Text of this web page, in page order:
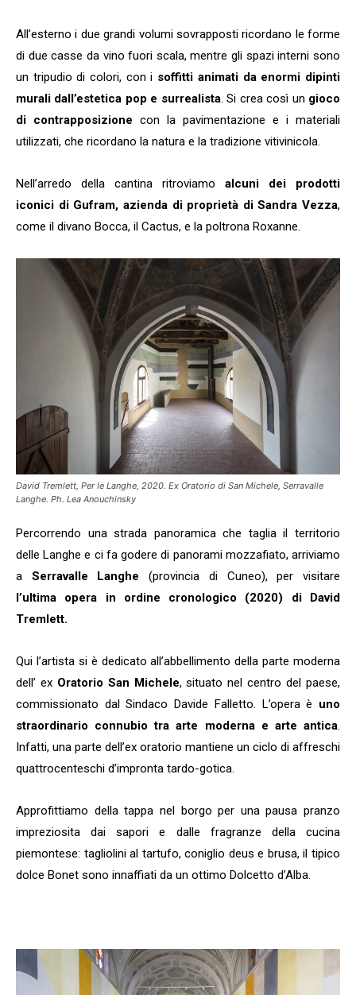
All’esterno i due grandi volumi sovrapposti ricordano le forme
di due casse da vino fuori scala, mentre gli spazi interni sono
un tripudio di colori, con i soffitti animati da enormi dipinti
murali dall’estetica pop e surrealista. Si crea così un gioco
di contrapposizione con la pavimentazione e i materiali
utilizzati, che ricordano la natura e la tradizione vitivinicola.
Nell’arredo della cantina ritroviamo alcuni dei prodotti
iconici di Gufram, azienda di proprietà di Sandra Vezza,
come il divano Bocca, il Cactus, e la poltrona Roxanne.
David Tremlett, Per le Langhe, 2020. Ex Oratorio di San Michele, Serravalle
Langhe. Ph. Lea Anouchinsky
Percorrendo una strada panoramica che taglia il territorio
delle Langhe e ci fa godere di panorami mozzafiato, arriviamo
a Serravalle Langhe (provincia di Cuneo), per visitare
l’ultima opera in ordine cronologico (2020) di David
Tremlett.
Qui l’artista si è dedicato all’abbellimento della parte moderna
dell’ ex Oratorio San Michele, situato nel centro del paese,
commissionato dal Sindaco Davide Falletto. L’opera è uno
straordinario connubio tra arte moderna e arte antica
Infatti, una parte dell’ex oratorio mantiene un ciclo di affreschi
quattrocenteschi d’impronta tardo-gotica.
Approfittiamo della tappa nel borgo per una pausa pranzo
impreziosita dai sapori e dalle fragranze della cucina
piemontese: tagliolini al tartufo, coniglio deus e brusa, il tipico
dolce Bonet sono innaffiati da un ottimo Dolcetto d’Alba.